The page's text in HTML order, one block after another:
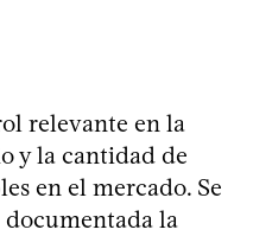
relevante en la
y la cantidad de
en el mercado. Se
la